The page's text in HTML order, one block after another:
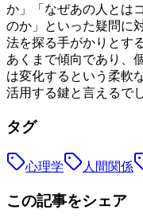
か」「なぜあの人とは
のか」といった疑問に
法を探る手がかりとす
あくまで傾向であり、
は変化するという柔軟
活用する鍵と言えるで
タグ
心理学 人間関係
この記事をシェア